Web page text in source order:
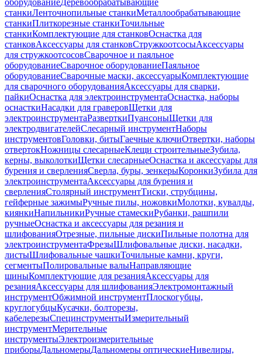
оборудованиеДеревообрабатывающие
станкиЛенточнопильные станкиМеталлообрабатывающие
станкиПлиткорезные станкиТочильные
станкиКомплектующие для станковОснастка для
станковАксессуары для станковСтружкоотсосыАксессуары
для стружкоотсосовСварочное и паяльное
оборудованиеСварочное оборудованиеПаяльное
оборудованиеСварочные маски, аксессуарыКомплектующие
для сварочного оборудованияАксессуары для сварки,
пайкиОснастка для электроинструментаОснастка, наборы
оснасткиНасадки для граверовЩетки для
электроинструментаРазверткиПуансоныЩетки для
электродвигателейСлесарный инструментНаборы
инструментовГоловки, битыГаечные ключиОтвертки, наборы
отвертокНожницы слесарныеКлещи строительныеЗубила,
керны, выколоткиЩетки слесарныеОснастка и аксессуары для
бурения и сверленияСверла, буры, зенкерыКоронкиЗубила для
электроинструментаАксессуары для бурения и
сверленияСтолярный инструментТиски, струбцины,
гейферные зажимыРучные пилы, ножовкиМолотки, кувалды,
киянкиНапильникиРучные стамескиРубанки, рашпили
ручныеОснастка и аксессуары для резания и
шлифованияОтрезные, пильные дискиПильные полотна для
электроинструментаФрезыШлифовальные диски, насадки,
листыШлифовальные чашкиТочильные камни, круги,
сегментыПолировальные валыНаправляющие
шиныКомплектующие для резанияАксессуары для
резанияАксессуары для шлифованияЭлектромонтажный
инструментОбжимной инструментПлоскогубцы,
круглогубцыКусачки, болторезы,
кабелерезыСпецинструментыИзмерительный
инструментМерительные
инструментыЭлектроизмерительные
приборыДальномерыДальномеры оптическиеНивелиры,